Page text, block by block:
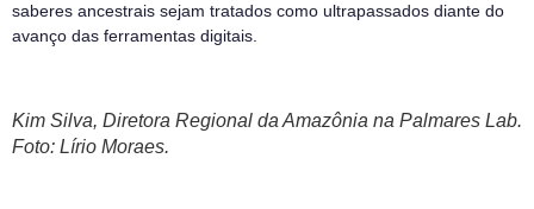
saberes ancestrais sejam tratados como ultrapassados diante do
avanço das ferramentas digitais.
Kim Silva, Diretora Regional da Amazônia na Palmares Lab.
Foto: Lírio Moraes.